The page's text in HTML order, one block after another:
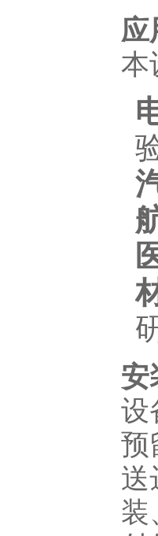
应
本
安
设
预
送
装